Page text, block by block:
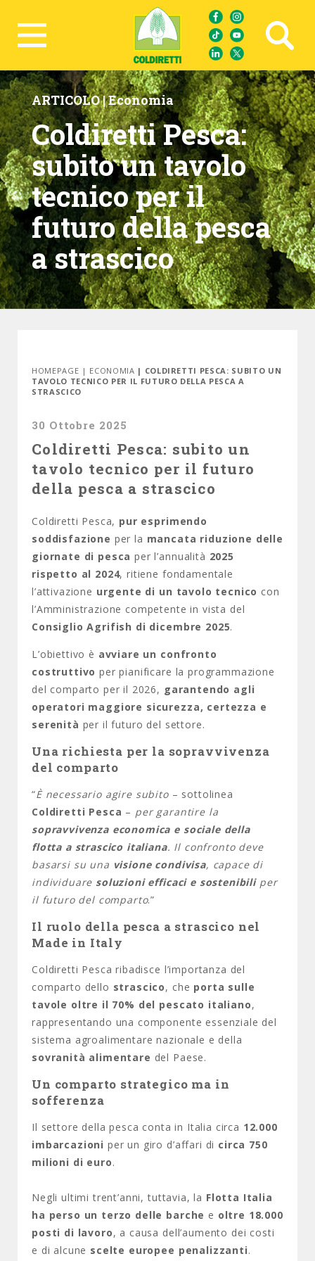
Ricerca avanzata
ARTICOLO |Economia
Coldiretti Pesca:
subito un tavolo
tecnico per il
futuro della pesca
a strascico
HOMEPAGE | ECONOMIA | COLDIRETTI PESCA: SUBITO UN
TAVOLO TECNICO PER IL FUTURO DELLA PESCA A
STRASCICO
30 Ottobre 2025
Coldiretti Pesca: subito un
tavolo tecnico per il futuro
della pesca a strascico
Coldiretti Pesca, pur esprimendo
soddisfazione per la mancata riduzione delle
giornate di pesca per l’annualità 2025
rispetto al 2024, ritiene fondamentale
l’attivazione urgente di un tavolo tecnico con
l’Amministrazione competente in vista del
Consiglio Agrifish di dicembre 2025.
L’obiettivo è avviare un confronto
costruttivo per pianificare la programmazione
del comparto per il 2026, garantendo agli
operatori maggiore sicurezza, certezza e
serenità per il futuro del settore.
Una richiesta per la sopravvivenza
del comparto
“È necessario agire subito– sottolinea
Coldiretti Pesca – per garantire la
sopravvivenza economica e sociale della
flotta a strascico italiana. Il confronto deve
basarsi su una visione condivisa, capace di
individuare soluzioni efficaci e sostenibiliper
il futuro del comparto.”
Il ruolo della pesca a strascico nel
Made in Italy
Coldiretti Pesca ribadisce l’importanza del
comparto dello strascico, che porta sulle
tavole oltre il 70% del pescato italiano,
rappresentando una componente essenziale del
sistema agroalimentare nazionale e della
sovranità alimentare del Paese.
Un comparto strategico ma in
sofferenza
Il settore della pesca conta in Italia circa 12.000
imbarcazioni per un giro d’affari di circa 750
milioni di euro.
Negli ultimi trent’anni, tuttavia, la Flotta Italia
ha perso un terzo delle barche e oltre 18.000
posti di lavoro, a causa dell’aumento dei costi
e di alcune scelte europee penalizzanti.